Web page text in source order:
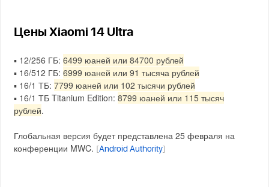
Цены Xiaomi 14 Ultra
▪️ 12/256 ГБ:6499 юаней или 84700 рублей
▪️ 16/512 ГБ:6999 юаней или 91 тысяча рублей
▪️ 16/1 ТБ:7799 юаней или 102 тысячи рублей
▪️ 16/1 ТБ Titanium Edition:8799 юаней или 115 тысяч
рублей.
Глобальная версия будет представлена 25 февраля на
конференции MWC.
[Android Authority